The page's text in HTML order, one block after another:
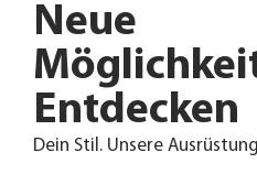
Neue
Entdecken
Dein Stil. Unsere